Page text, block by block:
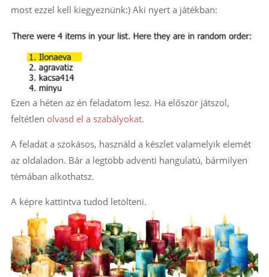
most ezzel kell kiegyeznünk:) Aki nyert a játékban:
Ezen a héten az én feladatom lesz. Ha először játszol,
feltétlen olvasd el a szabályokat.
A feladat a szokásos, használd a készlet valamelyik elemét
az oldaladon. Bár a legtöbb adventi hangulatú, bármilyen
témában alkothatsz.
A képre kattintva tudod letölteni.